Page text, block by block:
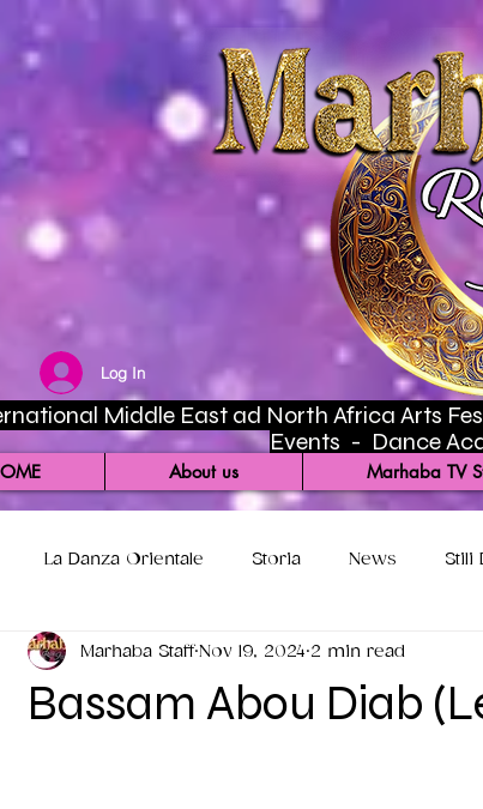
Log In
Middle East ad North Africa Arts
Events - Dance
About us Marhaba TV
La Danza Orientale Storia News Stili
Bassam Abou Diab
Marhaba Staff Nov 19, 2024 2 min read